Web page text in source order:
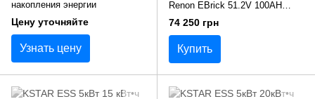
накопления энергии
Цену уточняйте
Узнать цену
Renon EBrick 51.2V 100AH
Комплект
74 250 грн
Купить